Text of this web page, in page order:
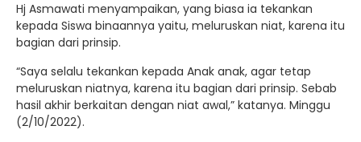
Hj Asmawati menyampaikan, yang biasa ia tekankan
kepada Siswa binaannya yaitu, meluruskan niat, karena itu
bagian dari prinsip.
“Saya selalu tekankan kepada Anak anak, agar tetap
meluruskan niatnya, karena itu bagian dari prinsip. Sebab
hasil akhir berkaitan dengan niat awal,” katanya. Minggu
(2/10/2022).